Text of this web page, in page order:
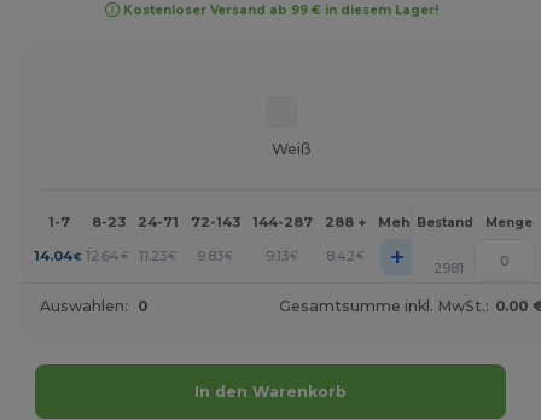
Kostenloser Versand ab 99 € in diesem Lager!
Weiß
1-7 8-23 24-71 72-143 144-287 288 + MehrBestand Menge
14.04€ 12.64 € 11.23€ 9.83€ 9.13€ 8.42€ + 2981
Auswahlen: 0 Gesamtsumme inkl. MwSt.: 0.00
In den Warenkorb